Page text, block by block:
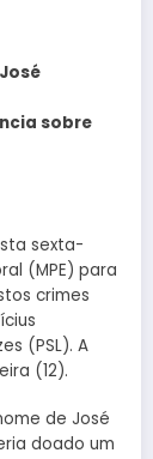
sobre
sexta-
(MPE) para
crimes
(PSL). A
(12).
de José
doado um